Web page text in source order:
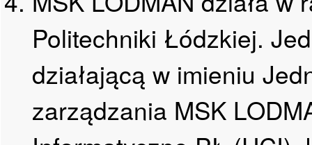
Politechniki Łódzkiej.
działającą w imieniu
zarządzania MSK